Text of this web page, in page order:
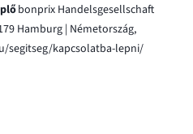
bonprix Handelsgesellschaft
Hamburg | Németország,
segitseg/kapcsolatba-lepni/